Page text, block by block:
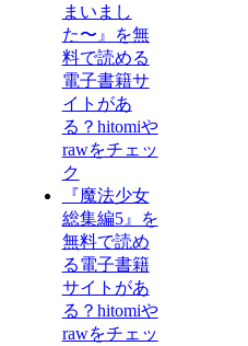
まいまし
た〜』を無
料で読める
電子書籍サ
イトがあ
る？hitomiや
rawをチェッ
ク
『魔法少女
総集編5』を
無料で読め
る電子書籍
サイトがあ
る？hitomiや
rawをチェッ